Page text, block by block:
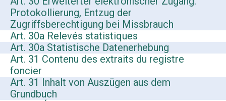
Protokollierung, Entzug der
Zugriffsberechtigung bei Missbrauch
Art. 30a Relevés statistiques
Art. 30a Statistische Datenerhebung
Art. 31 Contenu des extraits du registre
foncier
Art. 31 Inhalt von Auszügen aus dem
Grundbuch